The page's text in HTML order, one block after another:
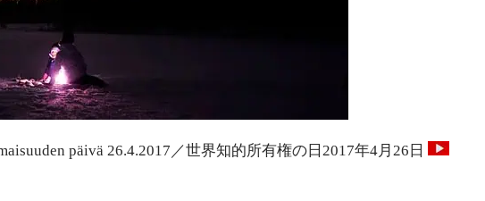
päivä 26.4.2017／世界知的所有権の日2017年4月26日